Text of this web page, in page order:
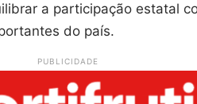
a participação estatal
do país.
PUBLICIDADE